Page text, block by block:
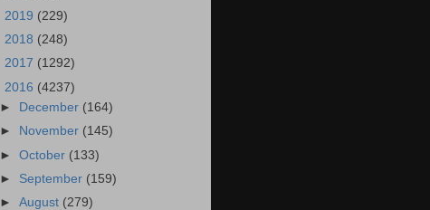
2019 (229)
2018 (248)
2017 (1292)
2016 (4237)
►
December (164)
►
November (145)
►October (133)
► September (159)
►August (279)